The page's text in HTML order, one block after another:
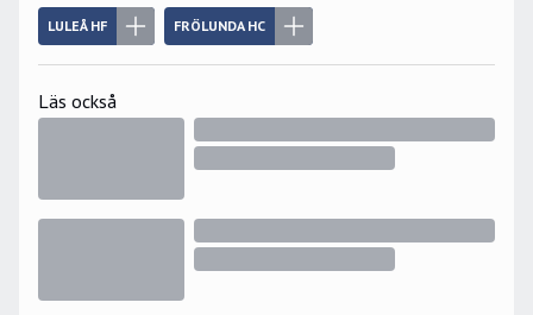
LULEÅ HF FRÖLUNDA HC
Läs också